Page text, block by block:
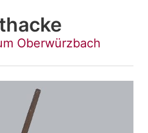
Oberwürzbach